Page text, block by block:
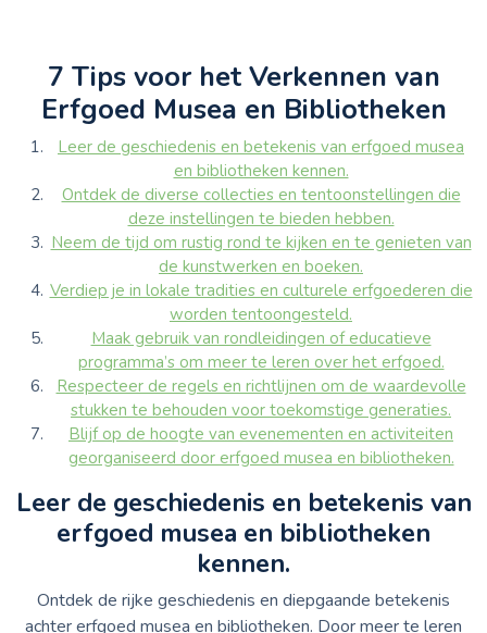
7 Tips voor het Verkennen van
Erfgoed Musea en Bibliotheken
Leer de geschiedenis en betekenis van erfgoed musea
en bibliotheken kennen.
Ontdek de diverse collecties en tentoonstellingen die
deze instellingen te bieden hebben.
Neem de tijd om rustig rond te kijken en te genieten van
de kunstwerken en boeken.
Verdiep je in lokale tradities en culturele erfgoederen die
worden tentoongesteld.
Maak gebruik van rondleidingen of educatieve
programma’s om meer te leren over het erfgoed.
Respecteer de regels en richtlijnen om de waardevolle
stukken te behouden voor toekomstige generaties.
Blijf op de hoogte van evenementen en activiteiten
georganiseerd door erfgoed musea en bibliotheken.
Leer de geschiedenis en betekenis van
erfgoed musea en bibliotheken
kennen.
Ontdek de rijke geschiedenis en diepgaande betekenis
achter erfgoed musea en bibliotheken. Door meer te leren